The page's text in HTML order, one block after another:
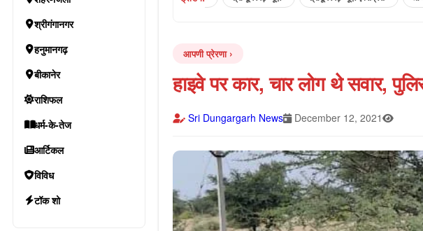
श्रीगंगानगर
हनुमानगढ़
बीकानेर
राशिफल
धर्म-के-तेज
आर्टिकल
विविध
टॉक शो
आपणी प्रेरणा
हाइवे पर कार, चार लोग थे सवार,
Sri Dungargarh News December 12, 2021